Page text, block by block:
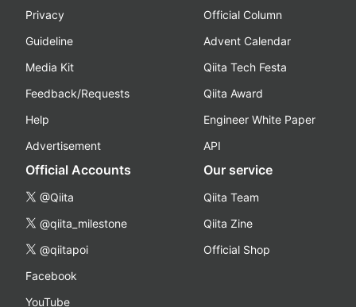
Privacy
Guideline
Media Kit
Feedback/Requests
Help
Advertisement
Official Column
Advent Calendar
Qiita Tech Festa
Qiita Award
Engineer White Paper
API
Official Accounts
@Qiita
@qiita_milestone
@qiitapoi
Facebook
YouTube
Our service
Qiita Team
Qiita Zine
Official Shop